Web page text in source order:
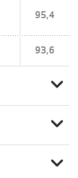
95,4
93,6
expand_more
expand_more
expand_more